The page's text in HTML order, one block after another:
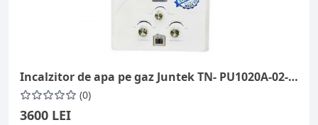
Incalzitor de apa pe gaz Juntek TN- PU1020A-02-KX
(0)
3600 LEI